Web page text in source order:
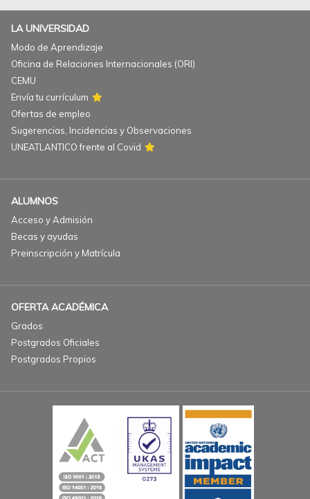
LA UNIVERSIDAD
Modo de Aprendizaje
Oficina de Relaciones Internacionales (ORI)
CEMU
Envía tu currículum
Ofertas de empleo
Sugerencias, Incidencias y Observaciones
UNEATLANTICO frente al Covid
ALUMNOS
Acceso y Admisión
Becas y ayudas
Preinscripción y Matrícula
OFERTA ACADÉMICA
Grados
Postgrados Oficiales
Postgrados Propios